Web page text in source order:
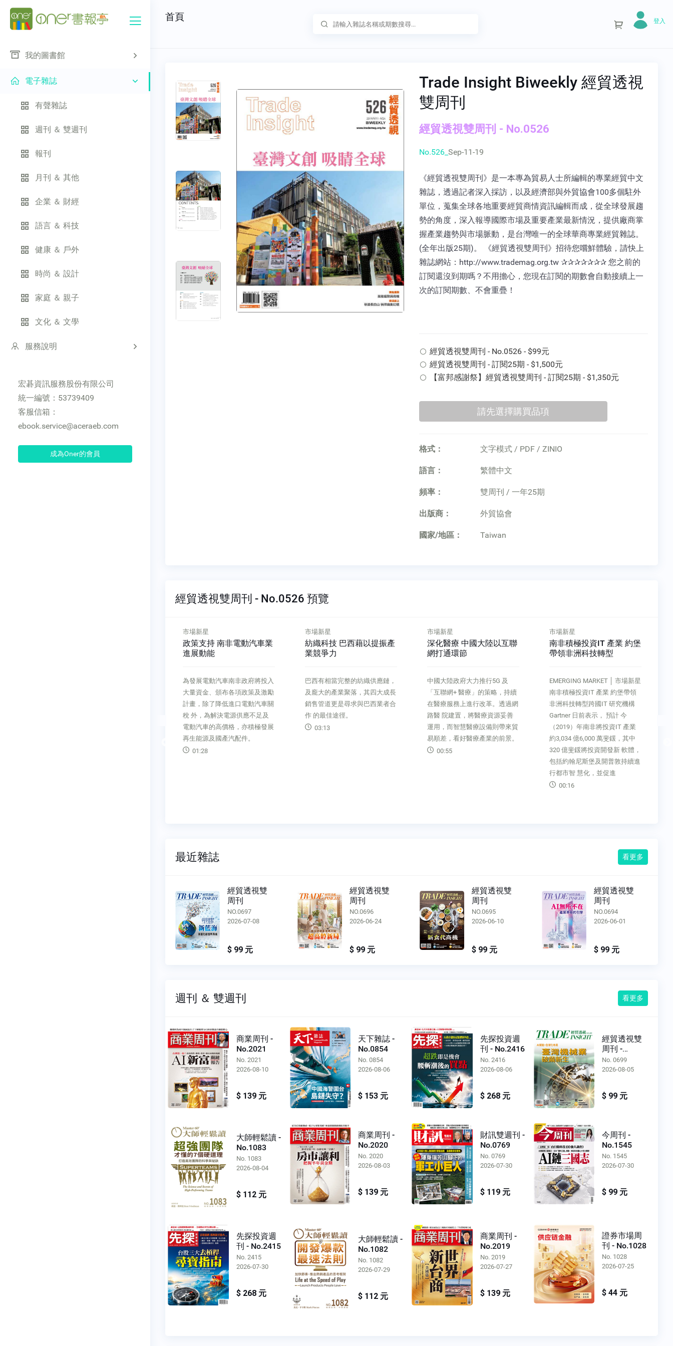
我的圖書館
電子雜誌
有聲雜誌
週刊 ＆ 雙週刊
報刊
月刊 ＆ 其他
企業 ＆ 財經
語言 ＆ 科技
健康 ＆ 戶外
時尚 ＆ 設計
家庭 ＆ 親子
文化 ＆ 文學
服務說明
宏碁資訊服務股份有限公司
統一編號：53739409
客服信箱：
ebook.service@aceraeb.com
成為Oner的會員
首頁 登入
Trade Insight Biweekly 經貿透視
雙周刊
經貿透視雙周刊 - No.0526
No.526_ Sep-11-19
《經貿透視雙周刊》是一本專為貿易人士所編輯的專業經貿中文
雜誌，透過記者深入採訪，以及經濟部與外貿協會100多個駐外
單位，蒐集全球各地重要經貿商情資訊編輯而成，從全球發展趨
勢的角度，深入報導國際市場及重要產業最新情況，提供廠商掌
握產業趨勢與市場脈動，是台灣唯一的全球華商專業經貿雜誌。
(全年出版25期)。 《經貿透視雙周刊》招待您嚐鮮體驗，請快上
雜誌網站：http://www.trademag.org.tw ✰✰✰✰✰✰✰ 您之前的
訂閱還沒到期嗎？不用擔心，您現在訂閱的期數會自動接續上一
次的訂閱期數、不會重疊！
經貿透視雙周刊 - No.0526 - $99元
經貿透視雙周刊 - 訂閱25期 - $1,500元
【富邦感謝祭】經貿透視雙周刊 - 訂閱25期 - $1,350元
格式： 文字模式 / PDF / ZINIO
語言： 繁體中文
頻率： 雙周刊 / 一年25期
出版商： 外貿協會
國家/地區： Taiwan
經貿透視雙周刊 - No.0526 預覽
Previous
市場新星
紡織科技 巴西藉以提振產
業競爭力
巴西有相當完整的紡織供應鏈，
及龐大的產業聚落，其四大成長
銷售管道更是尋求與巴西業者合
作 的最佳途徑。
03:13
市場新星
深化醫療 中國大陸以互聯
網打通環節
中國大陸政府大力推行5G 及
「互聯網+ 醫療」的策略，持續
在醫療服務上進行改革。透過網
路醫 院建置，將醫療資源妥善
運用，而智慧醫療設備則帶來貿
市場新星
南非積極投資IT 產業 約堡
帶領非洲科技轉型
EMERGING MARKET │ 市場新星
南非積極投資IT 產業 約堡帶領
非洲科技轉型跨國IT 研究機構
Gartner 日前表示， 預計 今
（2019）年南非將投資IT 產業
約3,034 億6,000 萬斐鍰，其中
320 億斐鍰將投資開發新 軟體，
市場新星
美中貿易摩擦 衝擊中東原
油產量及價格
美中貿易摩擦 衝擊中東原油產
量及價格各大機構分析指出，對
中東產油國而言，美中 貿易摩
擦將衝擊原油產品需求。美國能
源顧 問公司Rystad Energy 資深
分析師Artyom Tchen 預 測，今
（2019）年原油需求將持續下
滑。國際能 源署（International
Energy Agency
00:22
最近雜誌 看更多
經貿透視雙
周刊
NO.0696
2026-06-24
$ 99 元
經貿透視雙
周刊
NO.0695
2026-06-10
$ 99 元
經貿透視雙
周刊
NO.0694
2026-06-01
$ 99 元
經貿透視雙
周刊
NO.0693
2026-05-13
$ 99 元
週刊 ＆ 雙週刊 看更多
商業周刊 -
No.2021
No. 2021
2026-08-10
$ 139 元
天下雜誌 -
No.0854
No. 0854
2026-08-06
$ 153 元
先探投資週
刊 - No.2416
No. 2416
2026-08-06
$ 268 元
經貿透視雙
周刊 -
No.0699
No. 0699
2026-08-05
$ 99 元
大師輕鬆讀 -
No.1083
No. 1083
2026-08-04
$ 112 元
商業周刊 -
No.2020
No. 2020
2026-08-03
$ 139 元
財訊雙週刊 -
No.0769
No. 0769
2026-07-30
$ 119 元
今周刊 -
No.1545
No. 1545
2026-07-30
$ 99 元
先探投資週
刊 - No.2415
No. 2415
2026-07-30
$ 268 元
大師輕鬆讀 -
No.1082
No. 1082
2026-07-29
$ 112 元
商業周刊 -
No.2019
No. 2019
2026-07-27
$ 139 元
證券市場周
刊 - No.1028
No. 1028
2026-07-25
$ 44 元